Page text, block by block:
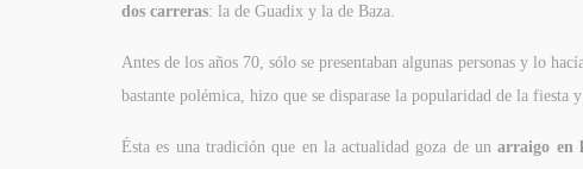
dos carreras: la de Guadix y la de Baza.
Antes de los años 70, sólo se presentaban algunas personas y lo
bastante polémica, hizo que se disparase la popularidad de la fiesta
Ésta es una tradición que en la actualidad goza de unarraigo en